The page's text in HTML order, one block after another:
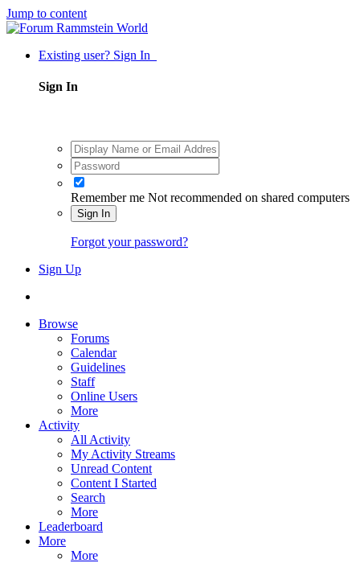
Jump to content
Existing user? Sign In
Sign In
Remember me Not recommended on shared computers
Sign In
Forgot your password?
Sign Up
Browse
Forums
Calendar
Guidelines
Staff
Online Users
More
Activity
All Activity
My Activity Streams
Unread Content
Content I Started
Search
More
Leaderboard
More
More